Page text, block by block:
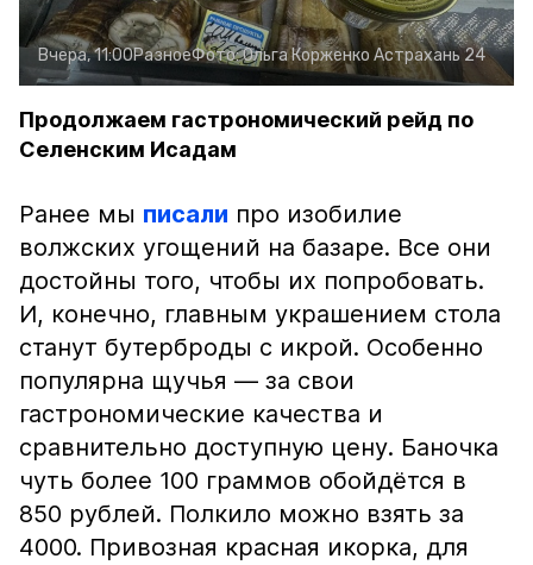
Вчера, 11:00РазноеФото:Ольга Корженко Астрахань 24
Продолжаем гастрономический рейд по
Селенским Исадам
Ранее мы писали про изобилие
волжских угощений на базаре. Все они
достойны того, чтобы их попробовать.
И, конечно, главным украшением стола
станут бутерброды с икрой. Особенно
популярна щучья — за свои
гастрономические качества и
сравнительно доступную цену. Баночка
чуть более 100 граммов обойдётся в
850 рублей. Полкило можно взять за
4000. Привозная красная икорка, для